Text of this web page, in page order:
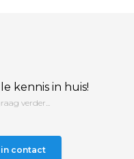
kennis in huis!
verder...
in contact